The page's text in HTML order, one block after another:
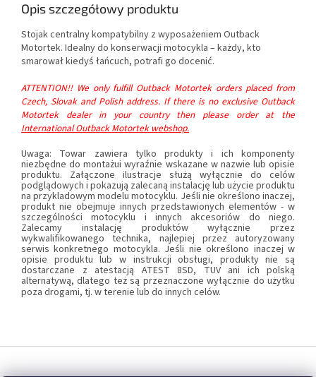
Opis szczegółowy produktu
Stojak centralny kompatybilny z wyposażeniem Outback
Motortek. Idealny do konserwacji motocykla – każdy, kto
smarował kiedyś łańcuch, potrafi go docenić.
ATTENTION!! We only fulfill Outback Motortek orders placed from
Czech, Slovak and Polish address. If there is no exclusive Outback
Motortek dealer in your country then please order at the
International Outback Motortek webshop.
Uwaga: Towar zawiera tylko produkty i ich komponenty
niezbędne do montażui wyraźnie wskazane w nazwie lub opisie
produktu. Załączone ilustracje służą wyłącznie do celów
podglądowych i pokazują zalecaną instalację lub użycie produktu
na przykladowym modelu motocyklu. Jeśli nie określono inaczej,
produkt nie obejmuje innych przedstawionych elementów - w
szczególności motocyklu i innych akcesoriów do niego.
Zalecamy instalację produktów wyłącznie przez
wykwalifikowanego technika, najlepiej przez autoryzowany
serwis konkretnego motocykla. Jeśli nie określono inaczej w
opisie produktu lub w instrukcji obsługi, produkty nie są
dostarczane z atestacją ATEST 8SD, TUV ani ich polską
alternatywą, dlatego też są przeznaczone wyłącznie do użytku
poza drogami, tj. w terenie lub do innych celów.